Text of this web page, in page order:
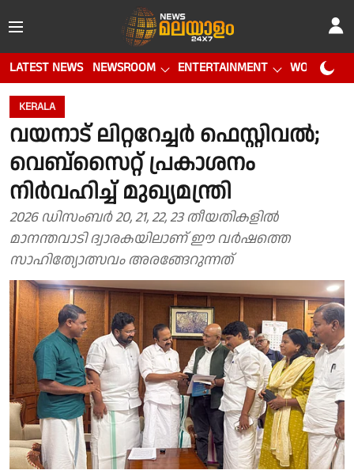
LATEST NEWS NEWSROOM ENTERTAINMENT WORLD CUP
KERALA
വയനാട് ലിറ്ററേച്ചർ ഫെസ്റ്റിവൽ;
വെബ്‌സൈറ്റ് പ്രകാശനം
നിർവഹിച്ച് മുഖ്യമന്ത്രി
2026 ഡിസംബർ 20, 21, 22, 23 തീയതികളിൽ
മാനന്തവാടി ദ്വാരകയിലാണ് ഈ വർഷത്തെ
സാഹിത്യോത്സവം അരങ്ങേറുന്നത്